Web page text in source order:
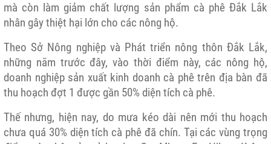
mà còn làm giảm chất lượng sản phẩm cà phê Đắk Lắk
nhân gây thiệt hại lớn cho các nông hộ.
Theo Sở Nông nghiệp và Phát triển nông thôn Đắk Lắk,
những năm trước đây, vào thời điểm này, các nông hộ,
doanh nghiệp sản xuất kinh doanh cà phê trên địa bàn đã
thu hoạch đợt 1 được gần 50% diện tích cà phê.
Thế nhưng, hiện nay, do mưa kéo dài nên mới thu hoạch
chưa quá 30% diện tích cà phê đã chín. Tại các vùng trọng